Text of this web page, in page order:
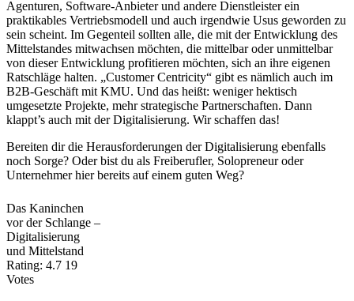
Agenturen, Software-Anbieter und andere Dienstleister ein
praktikables Vertriebsmodell und auch irgendwie Usus geworden zu
sein scheint. Im Gegenteil sollten alle, die mit der Entwicklung des
Mittelstandes mitwachsen möchten, die mittelbar oder unmittelbar
von dieser Entwicklung profitieren möchten, sich an ihre eigenen
Ratschläge halten. „Customer Centricity“ gibt es nämlich auch im
B2B-Geschäft mit KMU. Und das heißt: weniger hektisch
umgesetzte Projekte, mehr strategische Partnerschaften. Dann
klappt’s auch mit der Digitalisierung. Wir schaffen das!
Bereiten dir die Herausforderungen der Digitalisierung ebenfalls
noch Sorge? Oder bist du als Freiberufler, Solopreneur oder
Unternehmer hier bereits auf einem guten Weg?
Das Kaninchen
vor der Schlange –
Digitalisierung
und Mittelstand
Rating: 4.7 19
Votes